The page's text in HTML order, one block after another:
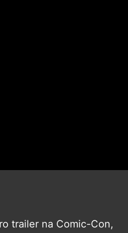
trailer na Comic-Con,